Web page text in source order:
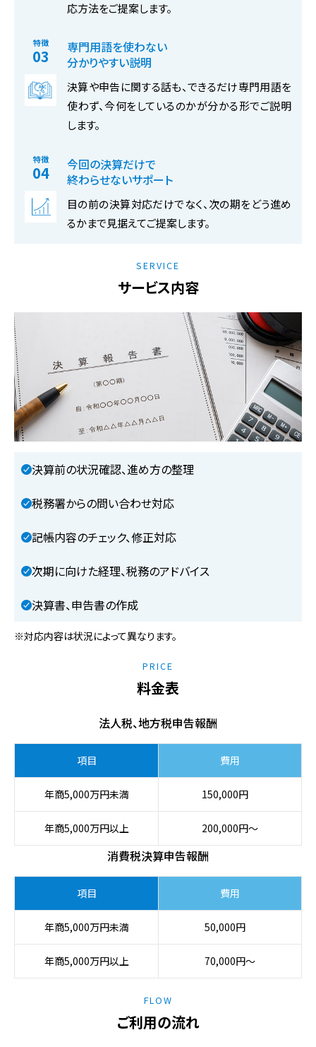
応方法をご提案します。
特徴
専門用語を使わない
分かりやすい説明
決算や申告に関する話も、できるだけ専門用語を
使わず、今何をしているのかが分かる形でご説明
します。
特徴
今回の決算だけで
終わらせないサポート
目の前の決算対応だけでなく、次の期をどう進め
るかまで見据えてご提案します。
SERVICE
サービス内容
決算前の状況確認、進め方の整理
税務署からの問い合わせ対応
記帳内容のチェック、修正対応
次期に向けた経理、税務のアドバイス
決算書、申告書の作成
※対応内容は状況によって異なります。
PRICE
料金表
法人税、地方税申告報酬
項目 費用
年商5,000万円未満 150,000円
年商5,000万円以上 200,000円〜
消費税決算申告報酬
項目 費用
年商5,000万円未満 50,000円
年商5,000万円以上 70,000円〜
FLOW
ご利用の流れ